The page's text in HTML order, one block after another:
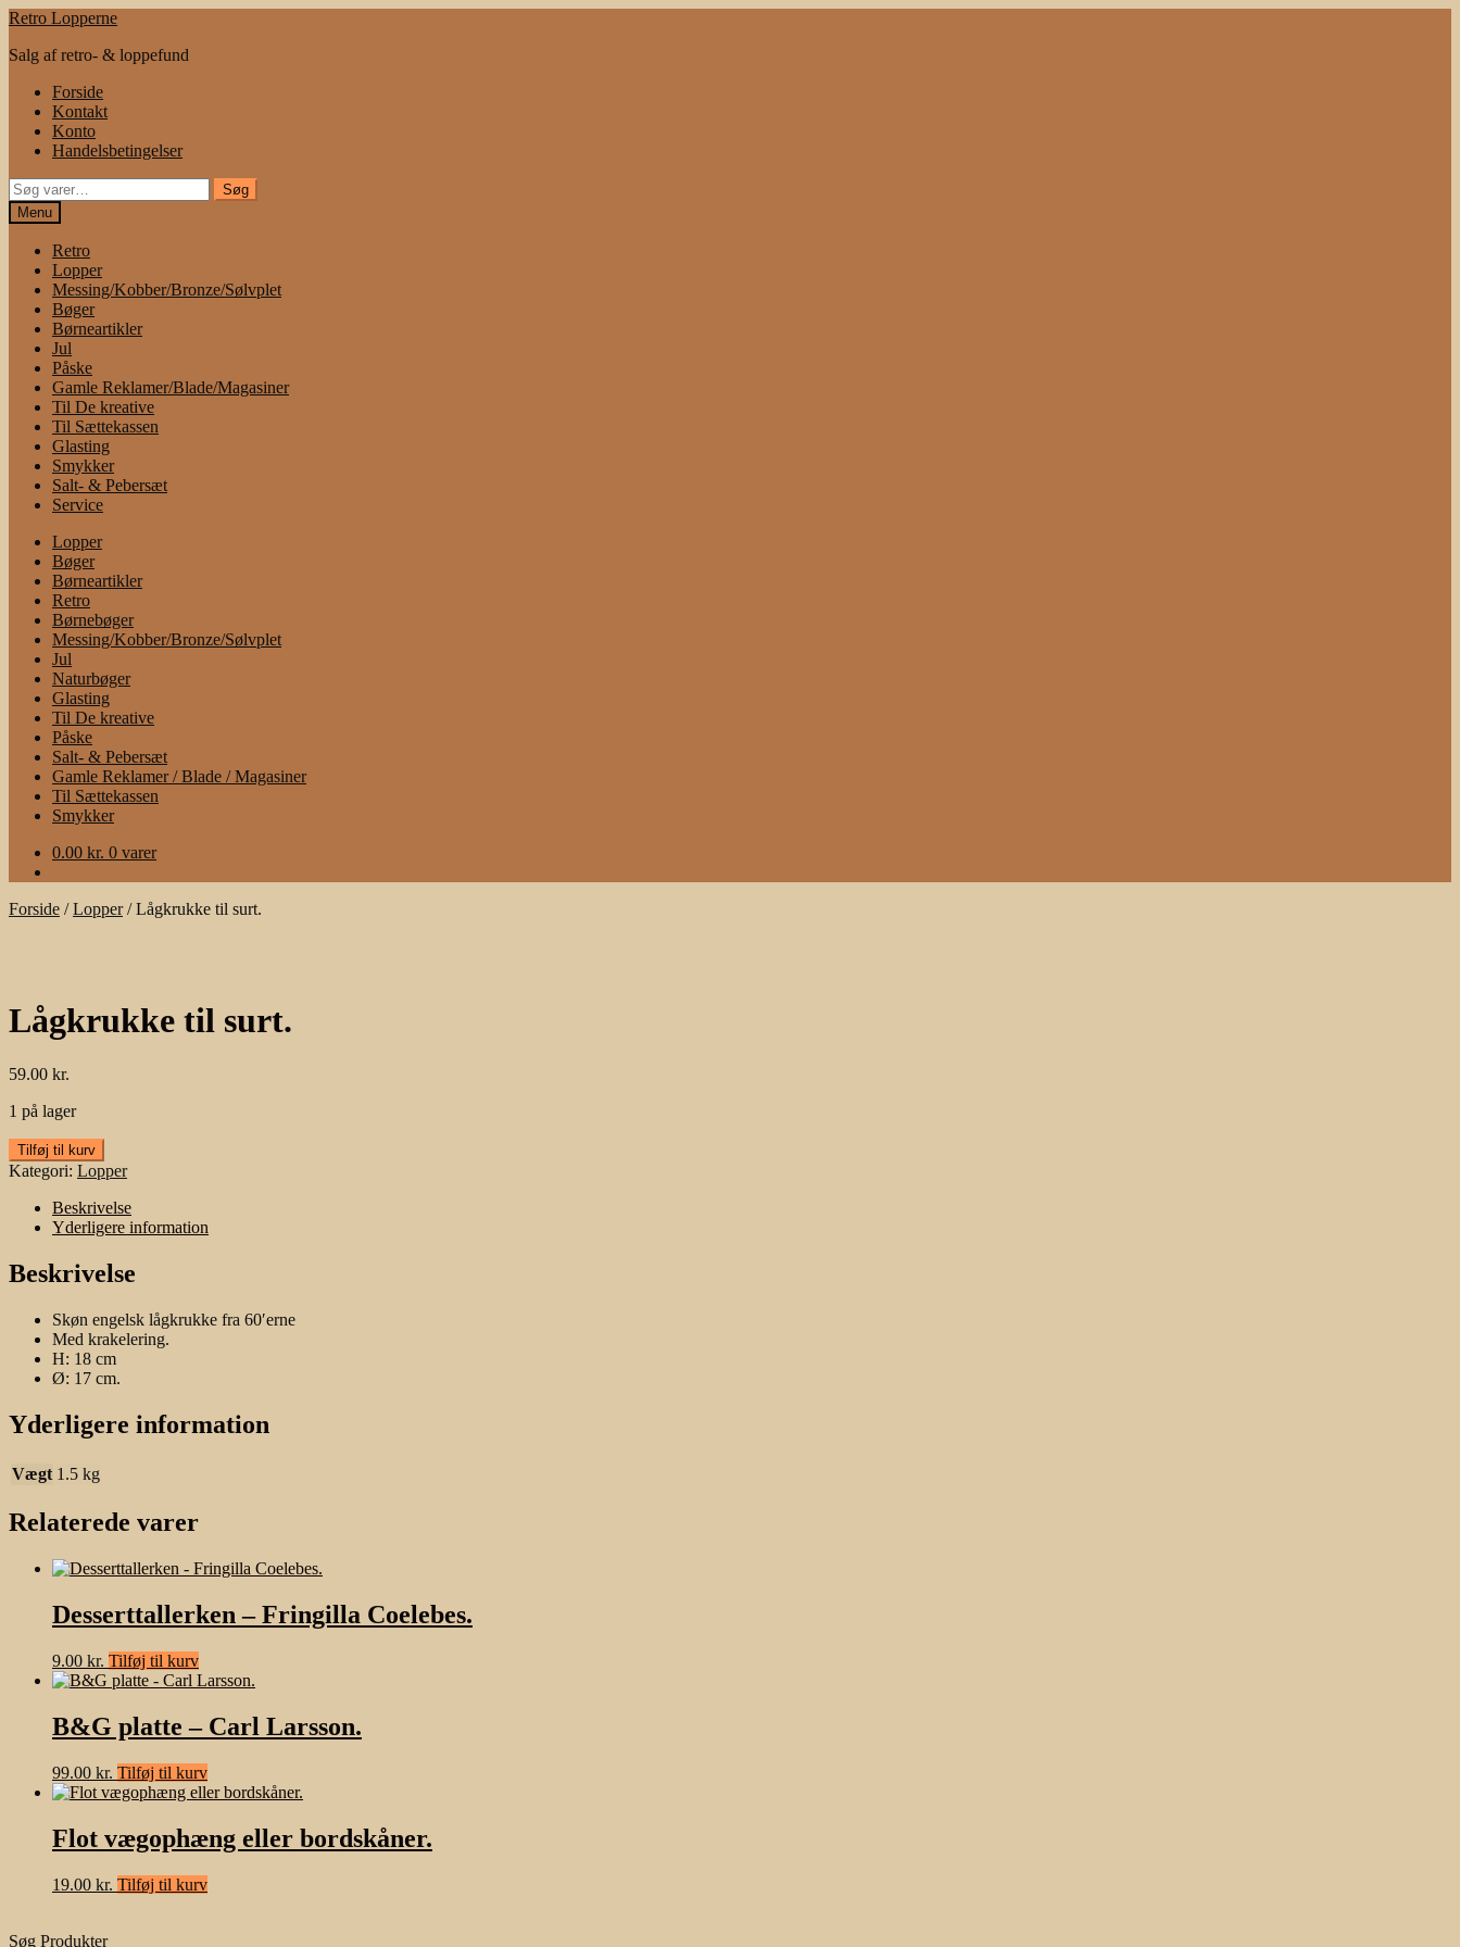
Spring
navigation
Spring
indhold
Retro Lopperne
Salg af retro- & loppefund
Forside
Kontakt
Konto
Handelsbetingelser
Søg
efter:
Søg
Menu
Retro
Lopper
Messing/Kobber/Bronze/Sølvplet
Bøger
Børneartikler
Jul
Påske
Gamle Reklamer/Blade/Magasiner
Til De kreative
Til Sættekassen
Glasting
Smykker
Salt- & Pebersæt
Service
Lopper
Bøger
Børneartikler
Retro
Børnebøger
Messing/Kobber/Bronze/Sølvplet
Jul
Naturbøger
Glasting
Til De kreative
Påske
Salt- & Pebersæt
Gamle Reklamer / Blade / Magasiner
Til Sættekassen
Smykker
0.00 kr. 0 varer
Forside /Lopper/Lågkrukke til surt.
Lågkrukke til surt.
59.00 kr.
1 på lager
Lågkrukke
til
antal
Tilføj til kurv
Kategori: Lopper
Beskrivelse
Yderligere information
Beskrivelse
Skøn engelsk lågkrukke fra 60′erne
Med krakelering.
H: 18 cm
Ø: 17 cm.
Yderligere information
Vægt 1.5 kg
Relaterede varer
Desserttallerken – Fringilla Coelebes.
9.00 kr. Tilføj til kurv
B&G platte – Carl Larsson.
99.00 kr. Tilføj til kurv
Flot vægophæng eller bordskåner.
19.00 kr. Tilføj til kurv
Søg Produkter